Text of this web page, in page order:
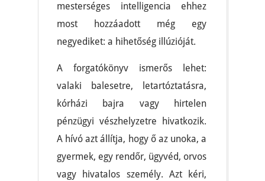
mesterséges intelligencia ehhez
most hozzáadott még egy
negyediket: a hihetőség illúzióját.
A forgatókönyv ismerős lehet:
valaki balesetre, letartóztatásra,
kórházi bajra vagy hirtelen
pénzügyi vészhelyzetre hivatkozik.
A hívó azt állítja, hogy ő az unoka, a
gyermek, egy rendőr, ügyvéd, orvos
vagy hivatalos személy. Azt kéri,